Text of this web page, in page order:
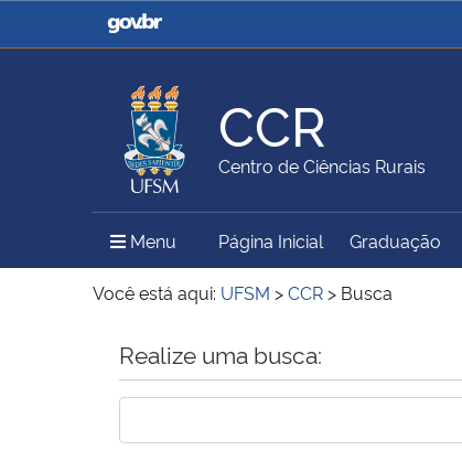
Casa Civil
Ministério da Justiça e
Ministério da Agricultura,
Pecuária e Abastecimento
Ministério da Educação
Ministério do Meio Ambiente Ministério do Turismo
CCR
Centro de Ciências Rurais
Menu Menu Principal do Sítio
Página Inicial Graduação
Você está aqui: UFSM >CCR > Busca
Início do conteúdo
Realize uma busca: